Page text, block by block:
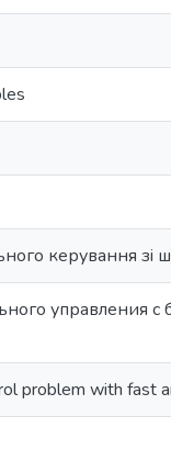
керування
управления
problem with fast